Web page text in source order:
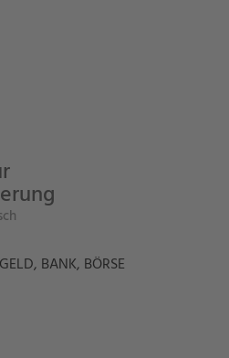
BANK, BÖRSE